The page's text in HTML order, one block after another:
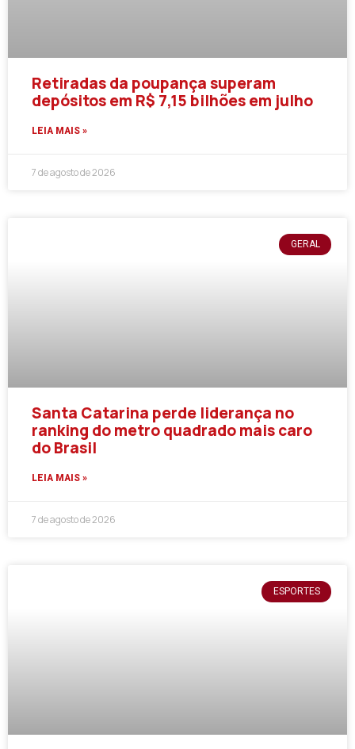
Retiradas da poupança superam
depósitos em R$ 7,15 bilhões em julho
LEIA MAIS »
7 de agosto de 2026
GERAL
Santa Catarina perde liderança no
ranking do metro quadrado mais caro
do Brasil
LEIA MAIS »
7 de agosto de 2026
ESPORTES